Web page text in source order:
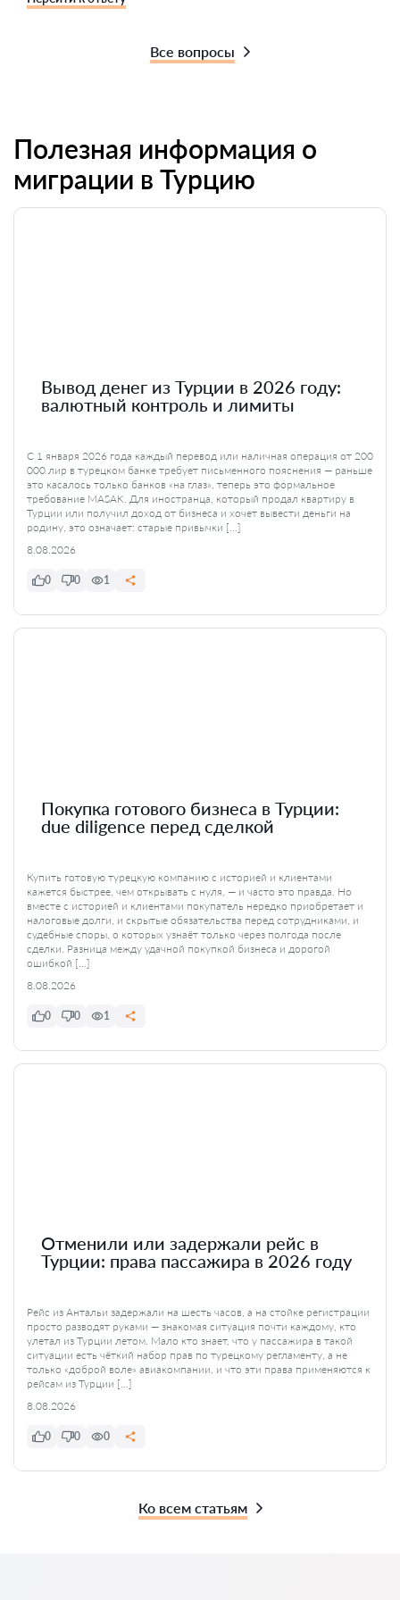
Все вопросы
Полезная информация о
миграции в Турцию
Вывод денег из Турции в 2026 году:
валютный контроль и лимиты
С 1 января 2026 года каждый перевод или наличная операция от 200
000 лир в турецком банке требует письменного пояснения — раньше
это касалось только банков «на глаз», теперь это формальное
требование MASAK. Для иностранца, который продал квартиру в
Турции или получил доход от бизнеса и хочет вывести деньги на
родину, это означает: старые привычки […]
8.08.2026
0 0 1
Покупка готового бизнеса в Турции:
due diligence перед сделкой
Купить готовую турецкую компанию с историей и клиентами
кажется быстрее, чем открывать с нуля, — и часто это правда. Но
вместе с историей и клиентами покупатель нередко приобретает и
налоговые долги, и скрытые обязательства перед сотрудниками, и
судебные споры, о которых узнаёт только через полгода после
сделки. Разница между удачной покупкой бизнеса и дорогой
ошибкой […]
8.08.2026
0 0 1
Отменили или задержали рейс в
Турции: права пассажира в 2026 году
Рейс из Антальи задержали на шесть часов, а на стойке регистрации
просто разводят руками — знакомая ситуация почти каждому, кто
улетал из Турции летом. Мало кто знает, что у пассажира в такой
ситуации есть чёткий набор прав по турецкому регламенту, а не
только «доброй воле» авиакомпании, и что эти права применяются к
рейсам из Турции […]
8.08.2026
0 0 0
Ко всем статьям